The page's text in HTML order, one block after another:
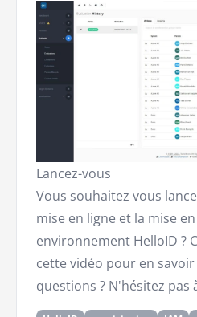
Lancez-vous
Vous souhaitez vous
mise en ligne et la mise
environnement HelloID ?
cette vidéo pour en savoir
questions ? N'hésitez pas